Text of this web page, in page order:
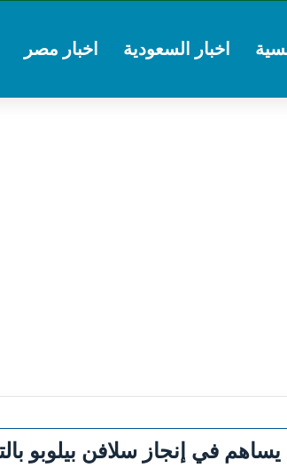
اخبار السعودية اخبار مصر
في إنجاز سلافن بيلوبو